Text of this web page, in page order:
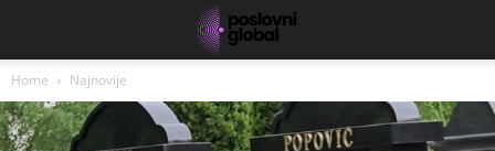
Home Najnovije